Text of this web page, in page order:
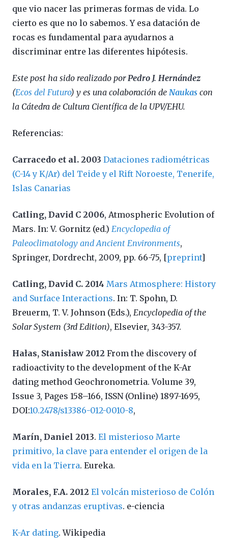
que vio nacer las primeras formas de vida. Lo
cierto es que no lo sabemos. Y esa datación de
rocas es fundamental para ayudarnos a
discriminar entre las diferentes hipótesis.
Este post ha sido realizado por Pedro J. Hernández
(Ecos del Futuro) y es una colaboración de Naukas con
la Cátedra de Cultura Científica de la UPV/EHU.
Referencias:
Carracedo et al. 2003 Dataciones radiométricas
(C-14 y K/Ar) del Teide y el Rift Noroeste, Tenerife,
Islas Canarias
Catling, David C 2006, Atmospheric Evolution of
Mars. In: V. Gornitz (ed.) Encyclopedia of
Paleoclimatology and Ancient Environments,
Springer, Dordrecht, 2009, pp. 66-75, [preprint]
Catling, David C. 2014 Mars Atmosphere: History
and Surface Interactions. In: T. Spohn, D.
Breuerm, T. V. Johnson (Eds.), Encyclopedia of the
Solar System (3rd Edition), Elsevier, 343-357.
Hałas, Stanisław 2012 From the discovery of
radioactivity to the development of the K-Ar
dating method Geochronometria. Volume 39,
Issue 3, Pages 158–166, ISSN (Online) 1897-1695,
DOI:10.2478/s13386-012-0010-8,
Marín, Daniel 2013. El misterioso Marte
primitivo, la clave para entender el origen de la
vida en la Tierra. Eureka.
Morales, F.A. 2012 El volcán misterioso de Colón
y otras andanzas eruptivas. e-ciencia
K-Ar dating. Wikipedia